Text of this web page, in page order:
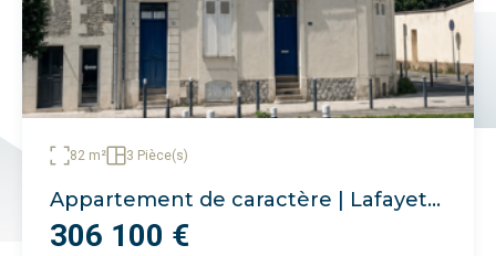
82 m² 3 Pièce(s)
Appartement de caractère | Lafayette
306 100 €